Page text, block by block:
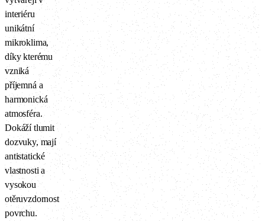
interiéru
unikátní
mikroklima,
díky kterému
vzniká
příjemná a
harmonická
atmosféra.
Dokáží tlumit
dozvuky, mají
antistatické
vlastnosti a
vysokou
otěruvzdornost
povrchu.